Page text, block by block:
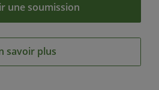
une soumission
savoir plus